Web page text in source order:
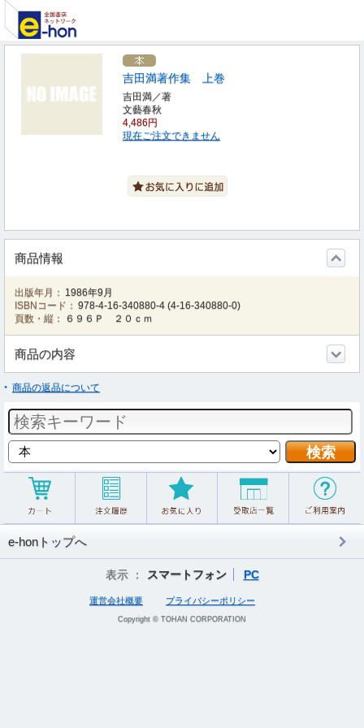
吉田満著作集 上巻
吉田満／著
文藝春秋
4,486円
現在ご注文できません
商品情報
出版年月： 1986年9月
ISBNコード： 978-4-16-340880-4 (4-16-340880-0)
頁数・縦：
６９６Ｐ ２０ｃｍ
商品の内容
商品の返品について
e-honトップへ
表示 ： スマートフォン PC
運営会社概要 プライバシーポリシー
Copyright © TOHAN CORPORATION